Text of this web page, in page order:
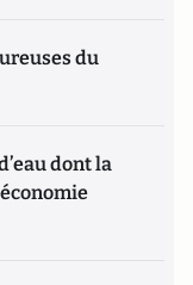
du
dont la